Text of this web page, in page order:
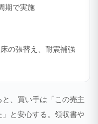
期で実施
の張替え、耐震補強
、買い手は「この売主
と安心する。領収書や